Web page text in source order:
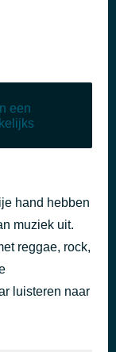
een
hand hebben
muziek uit.
reggae, rock,
luisteren naar